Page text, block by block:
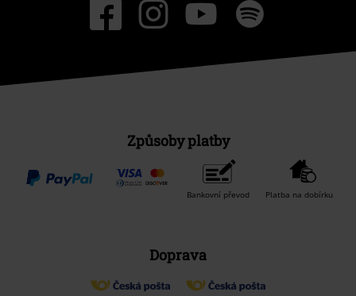
Způsoby platby
Bankovní převod Platba na dobírku
Doprava